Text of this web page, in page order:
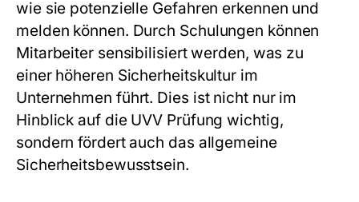
wie sie potenzielle Gefahren erkennen und
melden können. Durch Schulungen können
Mitarbeiter sensibilisiert werden, was zu
einer höheren Sicherheitskultur im
Unternehmen führt. Dies ist nicht nur im
Hinblick auf die UVV Prüfung wichtig,
sondern fördert auch das allgemeine
Sicherheitsbewusstsein.